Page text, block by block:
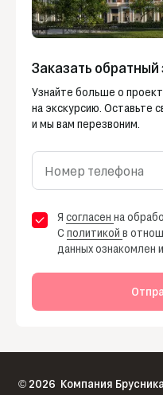
Заказать обратный
Узнайте больше о
на экскурсию. Оставьте
и мы вам перезвоним.
Номер телефона
Я согласен на
Сполитикой в
данных ознакомлен и
©2026 Компания Брусника